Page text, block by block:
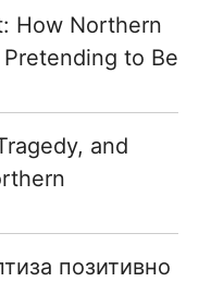
How Northern
to Be
and
позитивно